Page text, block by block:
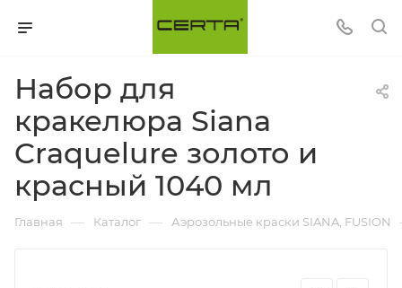
Набор для
кракелюра Siana
Craquelure золото и
красный 1040 мл
Главная — Каталог — Аэрозольные краски SIANA, FUSION